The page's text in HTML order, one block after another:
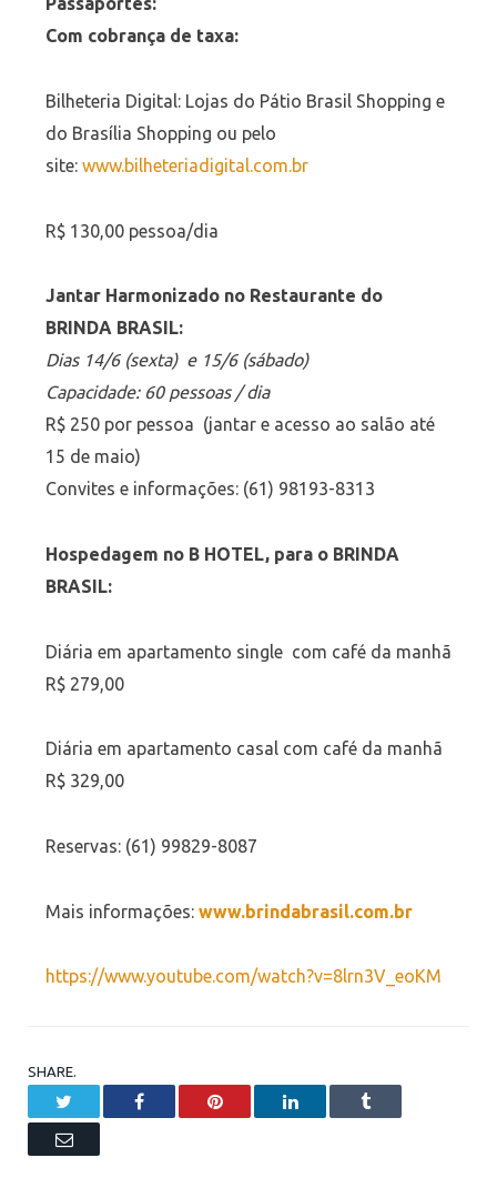
Com cobrança de taxa:
Bilheteria Digital: Lojas do Pátio Brasil Shopping e
do Brasília Shopping ou pelo
site: www.bilheteriadigital.com.br
R$ 130,00 pessoa/dia
Jantar Harmonizado no Restaurante do
BRINDA BRASIL:
Dias 14/6 (sexta) e 15/6 (sábado)
Capacidade: 60 pessoas / dia
R$ 250 por pessoa (jantar e acesso ao salão até
15 de maio)
Convites e informações: (61) 98193-8313
Hospedagem no B HOTEL, para o BRINDA
BRASIL:
Diária em apartamento single com café da manhã
R$ 279,00
Diária em apartamento casal com café da manhã
R$ 329,00
Reservas: (61) 99829-8087
Mais informações: www.brindabrasil.com.br
https://www.youtube.com/watch?v=8lrn3V_eoKM
SHARE.
Facebook Pinterest LinkedIn Tumblr
Email